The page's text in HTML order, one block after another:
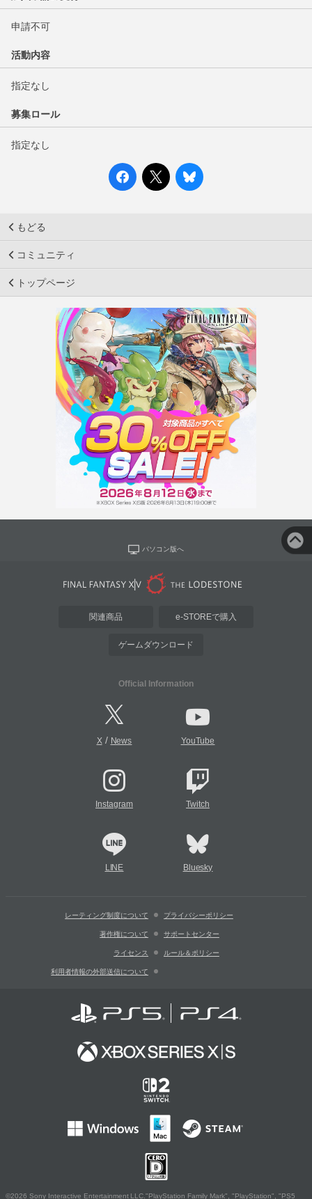
申請不可
活動内容
指定なし
募集ロール
指定なし
もどる
コミュニティ
トップページ
パソコン版へ
関連商品 e-STOREで購入
ゲームダウンロード
Official Information
X/ News YouTube
Instagram Twitch
LINE Bluesky
レーティング制度について プライバシーポリシー
著作権について サポートセンター
ライセンス ルール＆ポリシー
利用者情報の外部送信について
©2026 Sony Interactive Entertainment LLC."PlayStation Family Mark", "PlayStation", "PS5